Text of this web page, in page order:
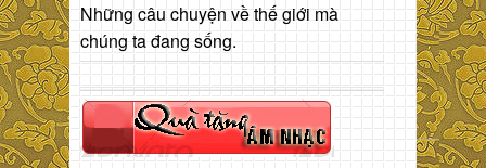
Những câu chuyện về thế giới mà
chúng ta đang sống.